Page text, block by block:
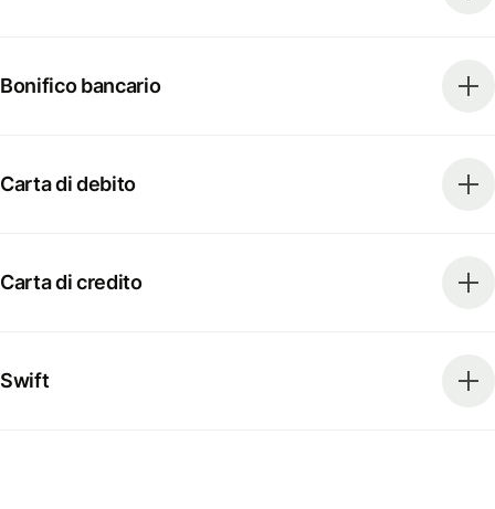
Bonifico bancario
Carta di debito
Carta di credito
Swift